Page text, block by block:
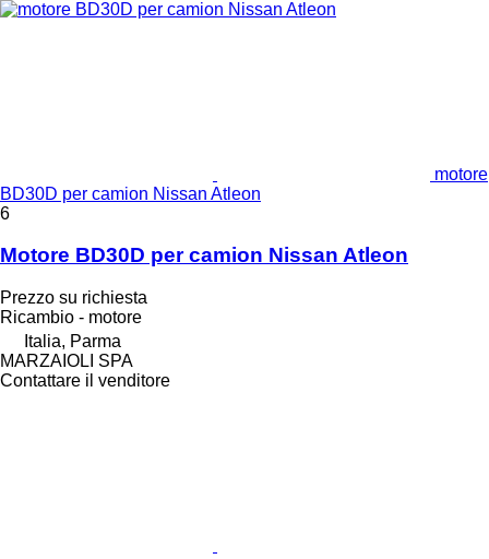
motore
BD30D per camion Nissan Atleon
6
Motore BD30D per camion Nissan Atleon
Prezzo su richiesta
Ricambio - motore
Italia, Parma
MARZAIOLI SPA
Contattare il venditore